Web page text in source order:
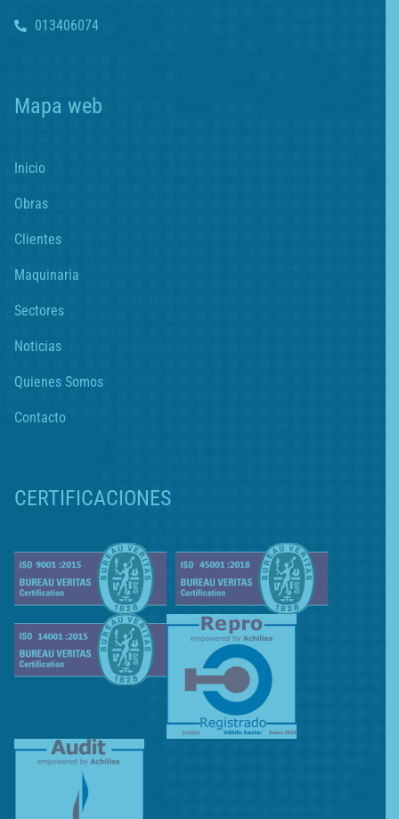
013406074
Mapa web
Inicio
Obras
Clientes
Maquinaria
Sectores
Noticias
Quienes Somos
Contacto
CERTIFICACIONES